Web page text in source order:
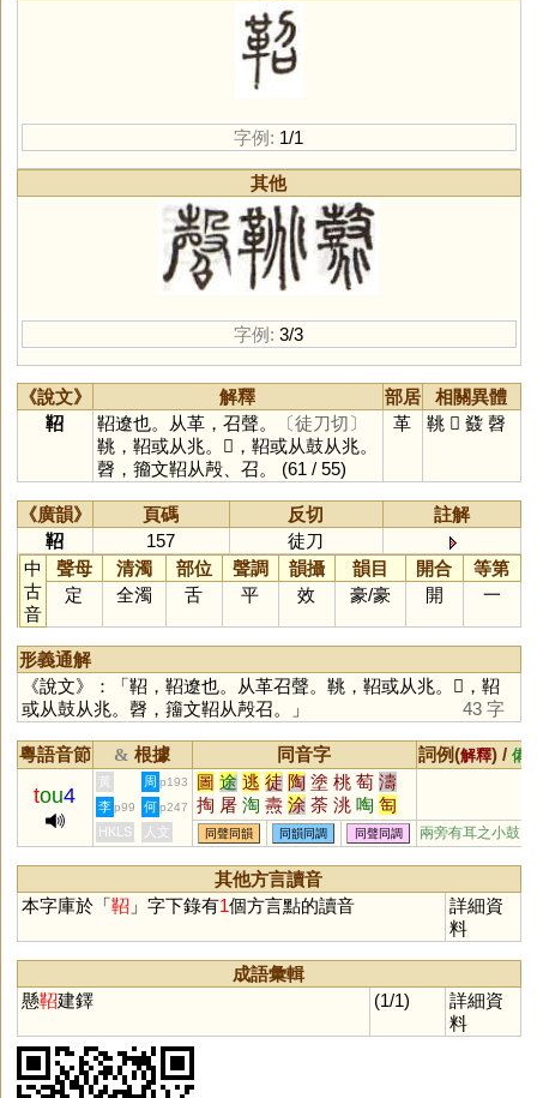
字例: 1/1
其他
字例: 3/3
《說文》 解釋 部居
相關異體
鞀
鞀遼也。从革，召聲。
〔徒刀切〕
鞉，鞀或从兆。𪔛，鞀或从鼓从兆。
㲈，籀文鞀从殸、召。 (61 / 55)
革 鞉 𪔛 鼗 㲈
《廣韻》 頁碼 反切
註解
鞀
157
徒刀
中
古
音
聲母 清濁 部位 聲調 韻攝 韻目 開合
等第
定
全濁 舌 平 效 豪/豪 開 一
形義通解
《說文》：「鞀，鞀遼也。从革召聲。鞉，鞀或从兆。𪔛，鞀
或从鼓从兆。㲈，籒文鞀从殸召。」
43 字
粵語音節 & 根據 同音字 詞例(解釋) / 備
tou4
黃 周 p193 圖 途 逃 徒 陶 塗 桃 萄 濤
掏 屠 淘 燾 涂 荼 洮 啕 匋
菟 瘏 綯 鷵 跿 醄 駣 幬 駼
騊 鵌 翿 鷋 檡 搯 潳 廜 墿
嵞 峹 捈 梌 祹 蒤 翢 鋾 筡
韕 稌 悇 咷 酴 檮
李 p99 何 p247
HKLS 人文 同聲同韻 同韻同調 同聲同調 兩旁有耳之小鼓
其他方言讀音
本字庫於「鞀」字下錄有1個方言點的讀音
詳細資
料
成語彙輯
懸鞀建鐸 (1/1)
詳細資
料